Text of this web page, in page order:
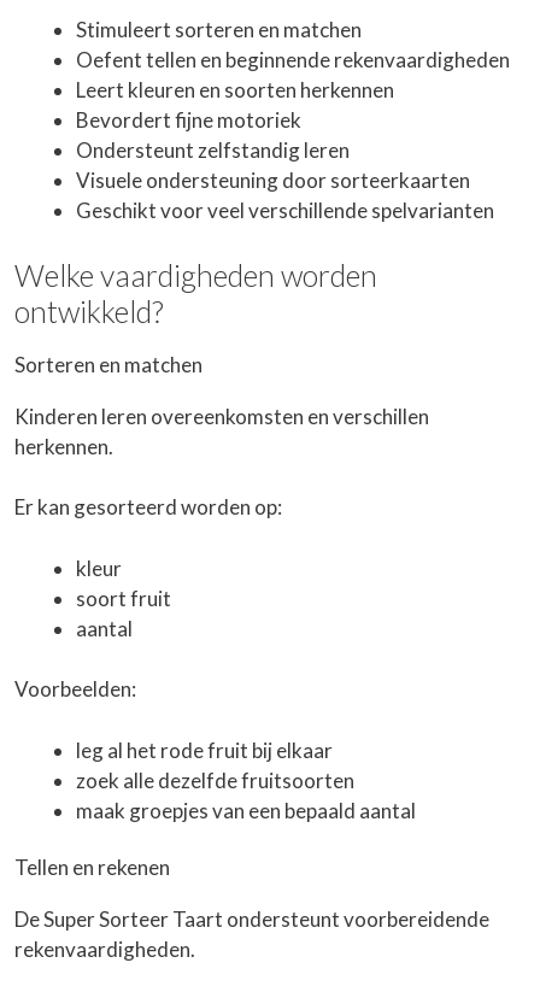
Stimuleert sorteren en matchen
Oefent tellen en beginnende rekenvaardigheden
Leert kleuren en soorten herkennen
Bevordert fijne motoriek
Ondersteunt zelfstandig leren
Visuele ondersteuning door sorteerkaarten
Geschikt voor veel verschillende spelvarianten
Welke vaardigheden worden
ontwikkeld?
Sorteren en matchen
Kinderen leren overeenkomsten en verschillen
herkennen.
Er kan gesorteerd worden op:
kleur
soort fruit
aantal
Voorbeelden:
leg al het rode fruit bij elkaar
zoek alle dezelfde fruitsoorten
maak groepjes van een bepaald aantal
Tellen en rekenen
De Super Sorteer Taart ondersteunt voorbereidende
rekenvaardigheden.